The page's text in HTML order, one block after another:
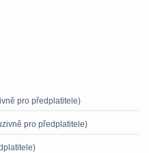
pro předplatitele)
pro předplatitele)